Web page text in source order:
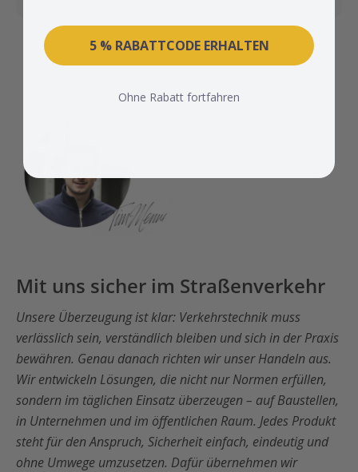
Mit uns sicher im Straßenverkehr
Unsere Überzeugung ist klar: Verkehrstechnik muss
verlässlich sein, verständlich bleiben und sich in der Praxis
bewähren. Genau danach richten wir unser Handeln aus.
Wir entwickeln Lösungen, die nicht nur Normen erfüllen,
sondern im täglichen Einsatz überzeugen – auf Baustellen,
in Unternehmen und im öffentlichen Raum. Jedes Produkt
steht für den Anspruch, Sicherheit einfach, eindeutig und
ohne Umwege umzusetzen. Dafür übernehmen wir
5 % RABATTCODE ERHALTEN
Ohne Rabatt fortfahren